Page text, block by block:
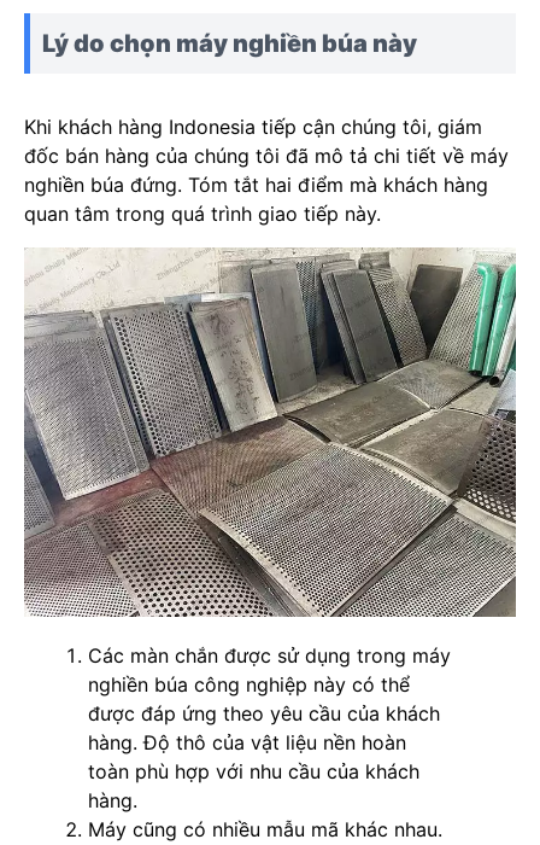
Lý do chọn máy nghiền búa này
Khi khách hàng Indonesia tiếp cận chúng tôi, giám
đốc bán hàng của chúng tôi đã mô tả chi tiết về máy
nghiền búa đứng. Tóm tắt hai điểm mà khách hàng
quan tâm trong quá trình giao tiếp này.
Các màn chắn được sử dụng trong máy
nghiền búa công nghiệp này có thể
được đáp ứng theo yêu cầu của khách
hàng. Độ thô của vật liệu nền hoàn
toàn phù hợp với nhu cầu của khách
hàng.
Máy cũng có nhiều mẫu mã khác nhau.